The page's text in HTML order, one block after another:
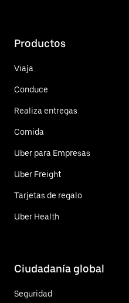
Productos
Viaja
Conduce
Realiza entregas
Comida
Uber para Empresas
Uber Freight
Tarjetas de regalo
Uber Health
Ciudadanía global
Seguridad